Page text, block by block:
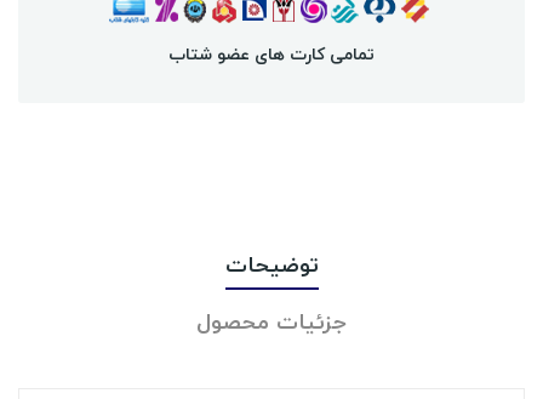
تمامی کارت های عضو شتاب
توضیحات
جزئیات محصول